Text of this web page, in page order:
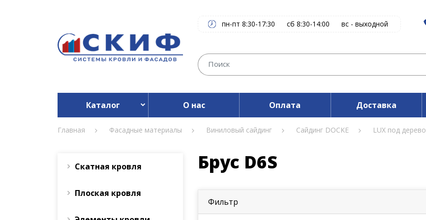
пн-пт 8:30-17:30 сб 8:30-14:00 вс - выходной
Каталог О нас Оплата Доставка
Главная Фасадные материалы Виниловый сайдинг Сайдинг DOCKE LUX под дерево
Скатная кровля
Плоская кровля
Брус D6S
Фильтр